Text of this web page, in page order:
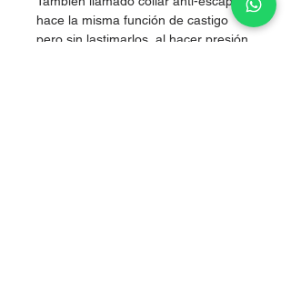
hace la misma función de castigo
pero sin lastimarlos, al hacer presión